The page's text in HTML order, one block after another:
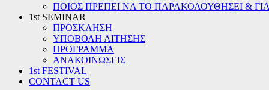
ΠΟΙΟΣ ΠΡΕΠΕΙ ΝΑ ΤΟ ΠΑΡΑΚΟΛΟΥΘΗΣΕΙ &
1st SEMINAR
ΠΡΟΣΚΛΗΣΗ
ΥΠΟΒΟΛΗ ΑΙΤΗΣΗΣ
ΠΡΟΓΡΑΜΜΑ
ΑΝΑΚΟΙΝΩΣΕΙΣ
1st FESTIVAL
CONTACT US